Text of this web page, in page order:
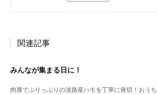
関連記事
みんなが集まる日に！
肉厚でぷりっぷりの淡路産ハモを丁寧に骨切！おうち